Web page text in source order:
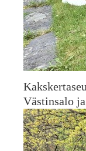
Västinsalo